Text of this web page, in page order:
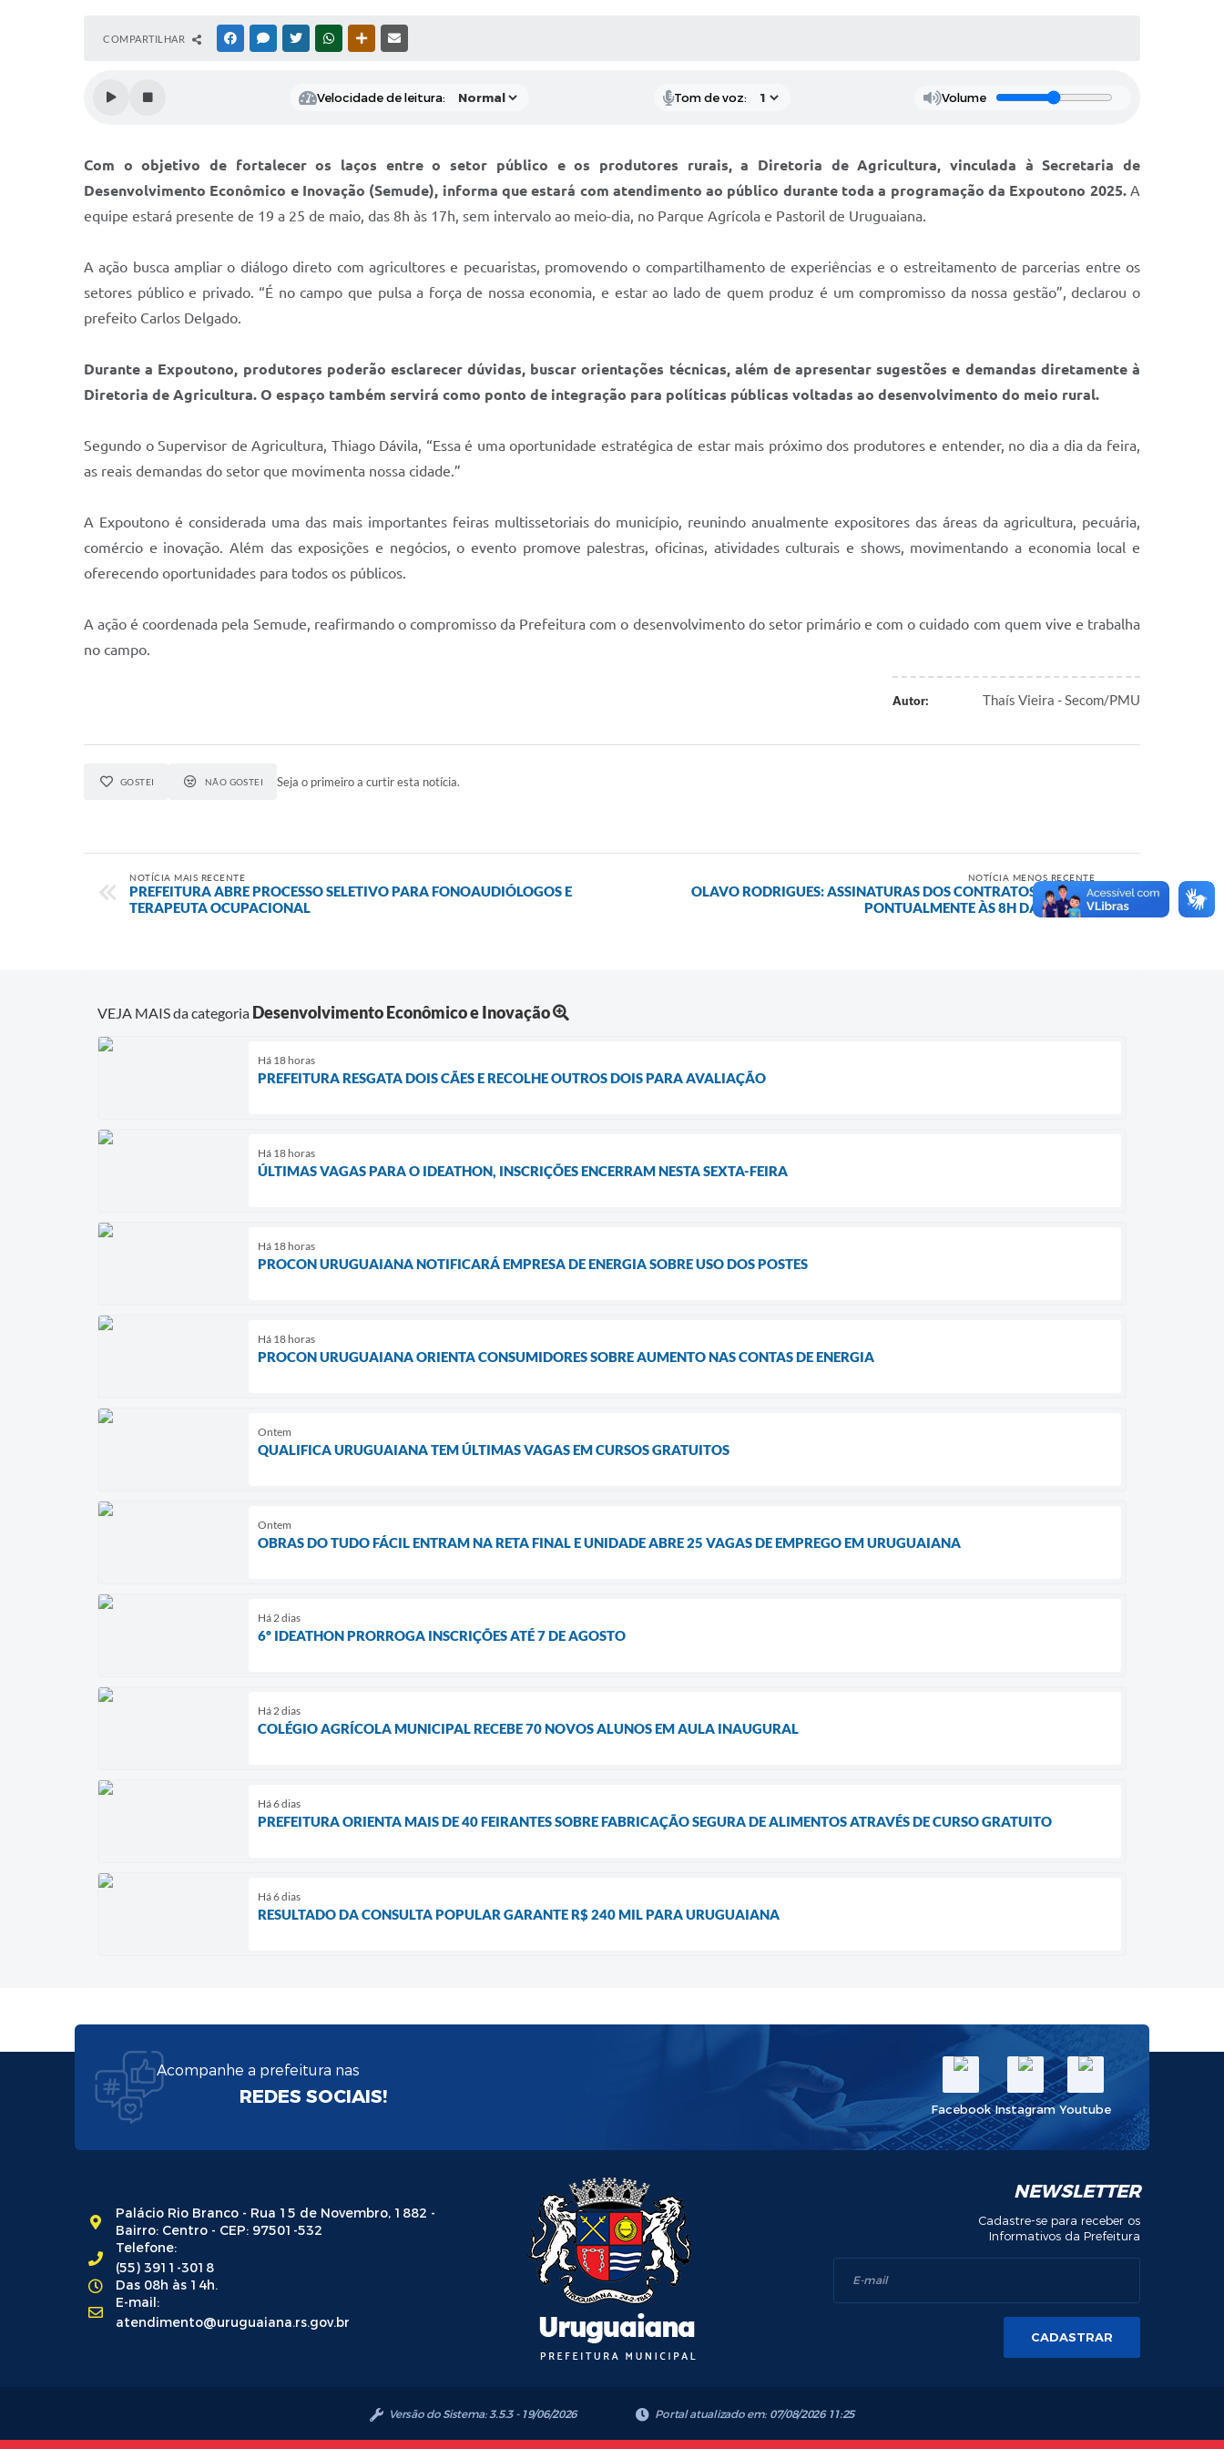
COMPARTILHAR FACEBOOKMESSENGER
TWITTERWHATSAPPOUTRAS MÍDIAS
Velocidade de leitura: Tom de voz: Volume
Com o objetivo de fortalecer os laços entre o setor público e os produtores rurais, a Diretoria de Agricultura, vinculada à Secretaria de
Desenvolvimento Econômico e Inovação (Semude), informa que estará com atendimento ao público durante toda a programação da Expoutono 2025. A
equipe estará presente de 19 a 25 de maio, das 8h às 17h, sem intervalo ao meio-dia, no Parque Agrícola e Pastoril de Uruguaiana.
A ação busca ampliar o diálogo direto com agricultores e pecuaristas, promovendo o compartilhamento de experiências e o estreitamento de parcerias entre os
setores público e privado. “É no campo que pulsa a força de nossa economia, e estar ao lado de quem produz é um compromisso da nossa gestão”, declarou o
prefeito Carlos Delgado.
Durante a Expoutono, produtores poderão esclarecer dúvidas, buscar orientações técnicas, além de apresentar sugestões e demandas diretamente à
Diretoria de Agricultura. O espaço também servirá como ponto de integração para políticas públicas voltadas ao desenvolvimento do meio rural.
Segundo o Supervisor de Agricultura, Thiago Dávila, “Essa é uma oportunidade estratégica de estar mais próximo dos produtores e entender, no dia a dia da feira,
as reais demandas do setor que movimenta nossa cidade.”
A Expoutono é considerada uma das mais importantes feiras multissetoriais do município, reunindo anualmente expositores das áreas da agricultura, pecuária,
comércio e inovação. Além das exposições e negócios, o evento promove palestras, oficinas, atividades culturais e shows, movimentando a economia local e
oferecendo oportunidades para todos os públicos.
A ação é coordenada pela Semude, reafirmando o compromisso da Prefeitura com o desenvolvimento do setor primário e com o cuidado com quem vive e trabalha
no campo.
Autor: Thaís Vieira - Secom/PMU
GOSTEI NÃO GOSTEI Seja o primeiro a curtir esta notícia.
NOTÍCIA MAIS RECENTE
PREFEITURA ABRE PROCESSO SELETIVO PARA FONOAUDIÓLOGOS E
TERAPEUTA OCUPACIONAL
NOTÍCIA MENOS RECENTE
OLAVO RODRIGUES: ASSINATURAS DOS CONTRATOS INICIAM
PONTUALMENTE ÀS 8H DA MANHÃ
VEJA MAIS da categoria Desenvolvimento Econômico e Inovação
Há 18 horas
PREFEITURA RESGATA DOIS CÃES E RECOLHE OUTROS DOIS PARA AVALIAÇÃO
Há 18 horas
ÚLTIMAS VAGAS PARA O IDEATHON, INSCRIÇÕES ENCERRAM NESTA SEXTA-FEIRA
Há 18 horas
PROCON URUGUAIANA NOTIFICARÁ EMPRESA DE ENERGIA SOBRE USO DOS POSTES
Há 18 horas
PROCON URUGUAIANA ORIENTA CONSUMIDORES SOBRE AUMENTO NAS CONTAS DE ENERGIA
Ontem
QUALIFICA URUGUAIANA TEM ÚLTIMAS VAGAS EM CURSOS GRATUITOS
Ontem
OBRAS DO TUDO FÁCIL ENTRAM NA RETA FINAL E UNIDADE ABRE 25 VAGAS DE EMPREGO EM URUGUAIANA
Há 2 dias
6º IDEATHON PRORROGA INSCRIÇÕES ATÉ 7 DE AGOSTO
Há 2 dias
COLÉGIO AGRÍCOLA MUNICIPAL RECEBE 70 NOVOS ALUNOS EM AULA INAUGURAL
Há 6 dias
PREFEITURA ORIENTA MAIS DE 40 FEIRANTES SOBRE FABRICAÇÃO SEGURA DE ALIMENTOS ATRAVÉS DE CURSO GRATUITO
Há 6 dias
RESULTADO DA CONSULTA POPULAR GARANTE R$ 240 MIL PARA URUGUAIANA
Acompanhe a prefeitura nas
REDES SOCIAIS!
Facebook Instagram Youtube
Palácio Rio Branco - Rua 15 de Novembro, 1882 -
Bairro: Centro - CEP: 97501-532
Telefone:
(55) 3911-3018
Das 08h às 14h.
E-mail:
atendimento@uruguaiana.rs.gov.br
NEWSLETTER
Cadastre-se para receber os
Informativos da Prefeitura
CADASTRAR
Versão do Sistema:3.5.3 - 19/06/2026 Portal atualizado em: 07/08/2026 11:25